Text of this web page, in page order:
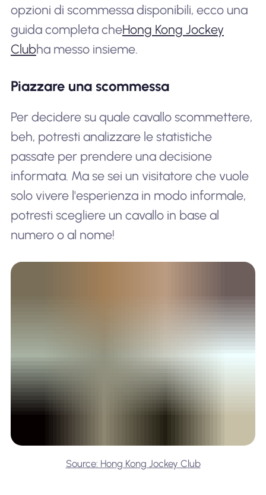
opzioni di scommessa disponibili, ecco una
guida completa cheHong Kong Jockey
Clubha messo insieme.
Piazzare una scommessa
Per decidere su quale cavallo scommettere,
beh, potresti analizzare le statistiche
passate per prendere una decisione
informata. Ma se sei un visitatore che vuole
solo vivere l'esperienza in modo informale,
potresti scegliere un cavallo in base al
numero o al nome!
Source: Hong Kong Jockey Club